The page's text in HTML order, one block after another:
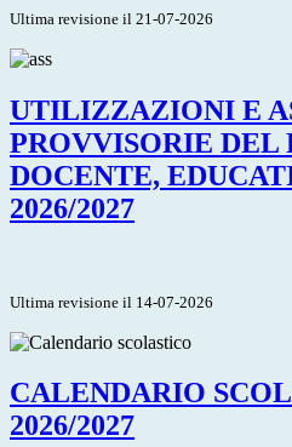
Ultima revisione il 21-07-2026
UTILIZZAZIONI E
PROVVISORIE DEL
DOCENTE,
2026/2027
Ultima revisione il 14-07-2026
CALENDARIO
2026/2027